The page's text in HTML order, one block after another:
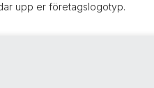
upp er företagslogotyp.